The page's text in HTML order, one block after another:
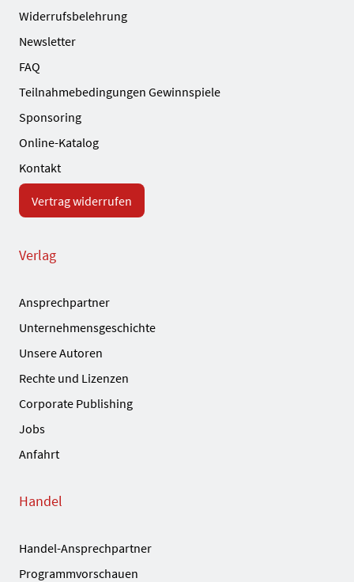
Widerrufsbelehrung
Newsletter
FAQ
Teilnahmebedingungen Gewinnspiele
Sponsoring
Online-Katalog
Kontakt
Vertrag widerrufen
Verlag
Ansprechpartner
Unternehmensgeschichte
Unsere Autoren
Rechte und Lizenzen
Corporate Publishing
Jobs
Anfahrt
Handel
Handel-Ansprechpartner
Programmvorschauen